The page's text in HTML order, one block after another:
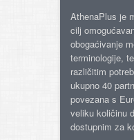
AthenaPlus je
cilj
obogaćivanje
terminologije,
različitim
ukupno 40
povezana s
veliku količinu
dostupnim za